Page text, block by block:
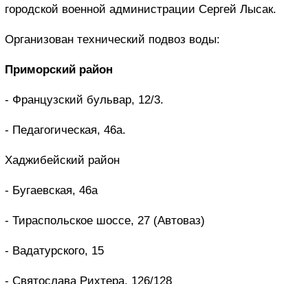
городской военной администрации Сергей Лысак.
Организован технический подвоз воды:
Приморский район
- Французский бульвар, 12/3.
- Педагогическая, 46а.
Хаджибейский район
- Бугаевская, 46а
- Тираспольское шоссе, 27 (Автоваз)
- Вадатурского, 15
- Святослава Рихтера, 126/128